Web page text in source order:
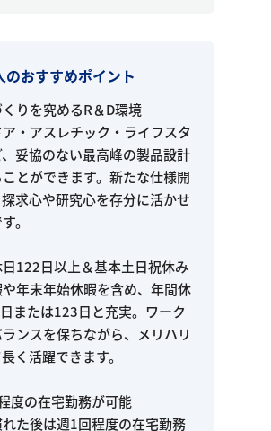
のおすすめポイント
りを究めるR＆D環境
・アスレチック・ライフスタ
妥協のない最高峰の製品設計
とができます。新たな仕様開
求心や研究心を存分に活かせ
。
122日以上＆基本土日祝休み
年末年始休暇を含め、年間休
または123日と充実。ワーク
ンスを保ちながら、メリハリ
く活躍できます。
度の在宅勤務が可能
た後は週1回程度の在宅勤務